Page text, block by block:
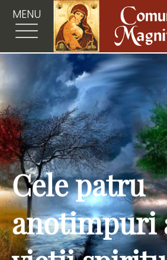
MENU
Cele patru
anotimpuri